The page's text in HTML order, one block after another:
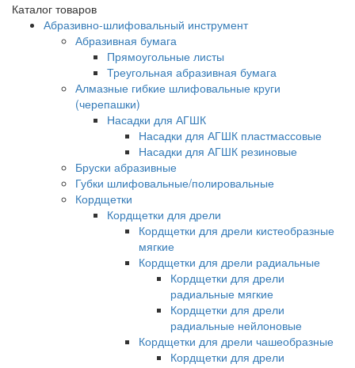
Каталог товаров
Абразивно-шлифовальный инструмент
Абразивная бумага
Прямоугольные листы
Треугольная абразивная бумага
Алмазные гибкие шлифовальные круги
(черепашки)
Насадки для АГШК
Насадки для АГШК пластмассовые
Насадки для АГШК резиновые
Бруски абразивные
Губки шлифовальные/полировальные
Кордщетки
Кордщетки для дрели
Кордщетки для дрели кистеобразные
мягкие
Кордщетки для дрели радиальные
Кордщетки для дрели
радиальные мягкие
Кордщетки для дрели
радиальные нейлоновые
Кордщетки для дрели чашеобразные
Кордщетки для дрели